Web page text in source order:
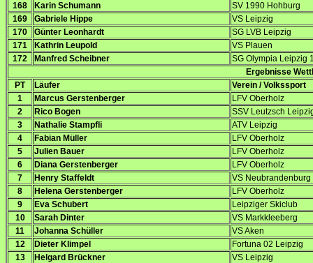
168
Karin Schumann
SV 1990 Hohburg
169
Gabriele Hippe
VS Leipzig
170
Günter Leonhardt
SG LVB Leipzig
171
Kathrin Leupold
VS Plauen
172
Manfred Scheibner
SG Olympia Leipzig
Ergebnisse
PT
Läufer
Verein / Volkssport
1
Marcus Gerstenberger
LFV Oberholz
2
Rico Bogen
SSV Leutzsch
3
Nathalie Stampfli
ATV Leipzig
4
Fabian Müller
LFV Oberholz
5
Julien Bauer
LFV Oberholz
6
Diana Gerstenberger
LFV Oberholz
7
Henry Staffeldt
VS Neubrandenburg
8
Helena Gerstenberger
LFV Oberholz
9
Eva Schubert
Leipziger Skiclub
10
Sarah Dinter
VS Markkleeberg
11
Johanna Schüller
VS Aken
12
Dieter Klimpel
Fortuna 02 Leipzig
13
Helgard Brückner
VS Leipzig